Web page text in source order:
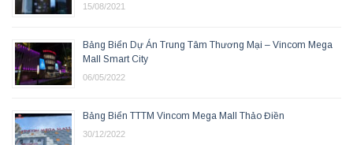
15/08/2021
Bảng Biển Dự Án Trung Tâm Thương Mại – Vincom Mega
Mall Smart City
06/05/2022
Bảng Biển TTTM Vincom Mega Mall Thảo Điền
30/12/2022